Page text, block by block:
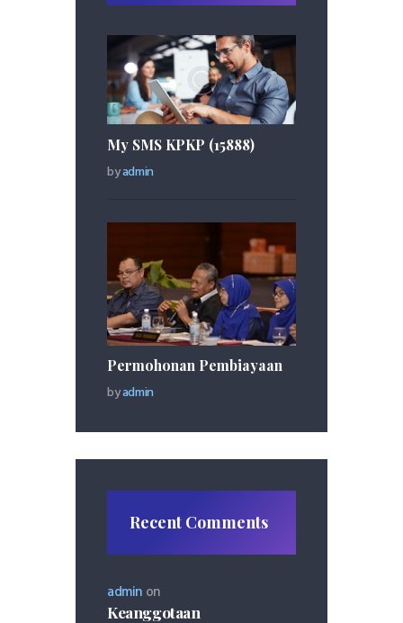
My SMS KPKP (15888)
byadmin
Permohonan Pembiayaan
byadmin
Recent Comments
admin on
Keanggotaan